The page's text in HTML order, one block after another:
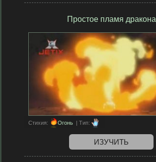
Простое пламя дракона
Стихия: Огонь | Тип:
ИЗУЧИТЬ